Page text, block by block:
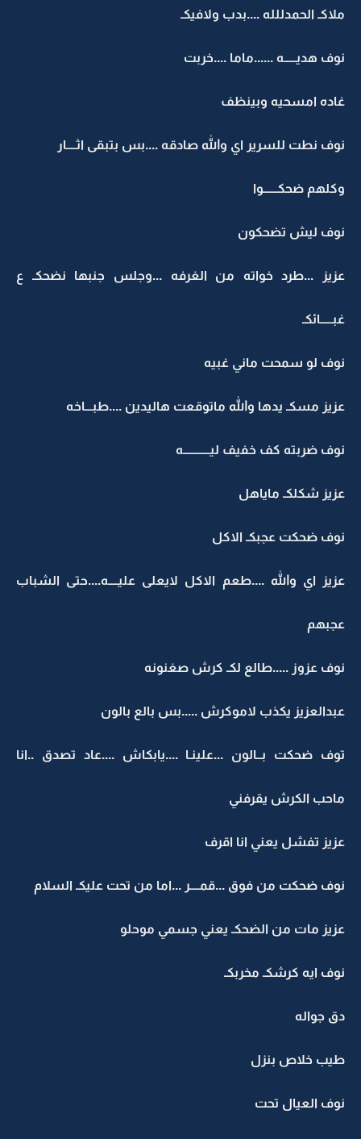
ملاكـ الحمدللله ....بدب ولافيكـ
نوف هديـــــه ......ماما ....خربت
غاده امسحيه وبينظف
نوف نطت للسرير اي والله صادقه ....بس بتبقى اثــــار
وكلهم ضحكــــــوا
نوف ليش تضحكون
عزيز ...طرد خواته من الغرفه ...وجلس جنبها نضحكـ ع
غبـــــائكـ
نوف لو سمحت ماني غبيه
عزيز مسكـ يدها والله ماتوقعت هاليدين ....طبـــاخه
نوف ضربته كف خفيف ليـــــــــــه
عزيز شكلكـ ماياهل
نوف ضحكت عجبكـ الاكل
عزيز اي والله ....طعم الاكل لايعلى عليــــه....حتى الشباب
عجبهم
نوف عزوز .....طالع لكـ كرش صغنونه
عبدالعزيز يكذب لاموكرش .....بس بالع بالون
توف ضحكت بــالون ...علينـا ....يابكاش ....عاد تصدق ..انا
ماحب الكرش يقرفني
عزيز تفشل يعني انا اقرف
نوف ضحكت من فوق ...قمــــر ...اما من تحت عليكـ السلام
عزيز مات من الضحكـ يعني جسمي موحلو
نوف ايه كرشكـ مخربكـ
دق جواله
طيب خلاص بنزل
نوف العيال تحت